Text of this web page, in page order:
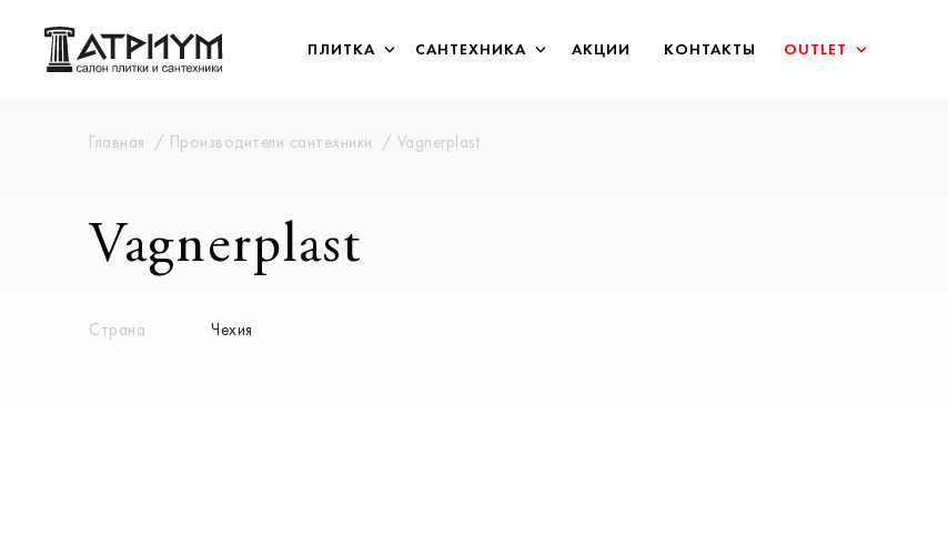
ПЛИТКА САНТЕХНИКА АКЦИИ КОНТАКТЫ OUTLET
Главная Производители сантехники Vagnerplast
Vagnerplast
Страна Чехия